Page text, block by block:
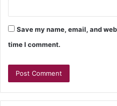
Save my name, email, and
time I comment.